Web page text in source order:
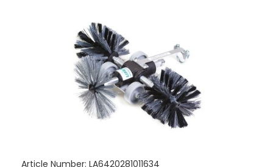
Article Number: LA6420281011634